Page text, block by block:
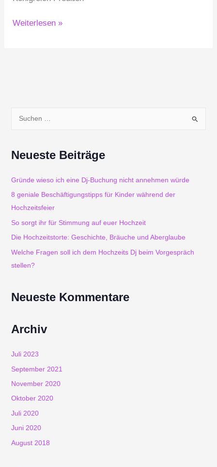
Weiterlesen »
c
e
n
n
Neueste Beiträge
Gründe wieso ich eine Dj-Buchung nicht annehmen würde
8 geniale Beschäftigungstipps für Kinder während der
Hochzeitsfeier
So sorgt ihr für Stimmung auf euer Hochzeit
Die Hochzeitstorte: Geschichte, Bräuche und Aberglaube
Welche Fragen soll ich dem Hochzeits Dj beim Vorgespräch
stellen?
Neueste Kommentare
Archiv
Juli 2023
September 2021
November 2020
Oktober 2020
Juli 2020
Juni 2020
August 2018